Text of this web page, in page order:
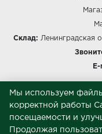
Склад: Ленинградская
Политика
Согласие на
Мы используем
корректной работы
посещаемости и
Продолжая